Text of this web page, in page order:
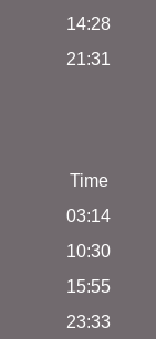
14:28
21:31
Time
03:14
10:30
15:55
23:33